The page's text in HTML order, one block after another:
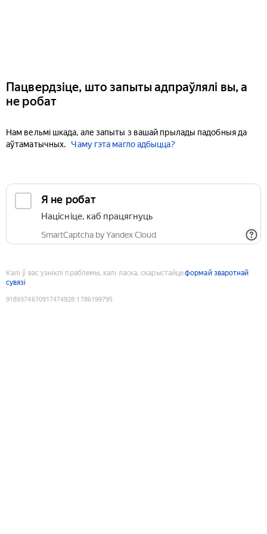
Пацвердзіце, што запыты адпраўлялі вы, а
не робат
Нам вельмі шкада, але запыты з вашай прылады падобныя да
аўтаматычных.
Чаму гэта магло адбыцца?
Я не робат
Націсніце, каб працягнуць
SmartCaptcha by Yandex Cloud
Калі ў вас узніклі праблемы, калі ласка, скарыстайцеформай зваротнай
сувязі
9189374670917474928:1786199795